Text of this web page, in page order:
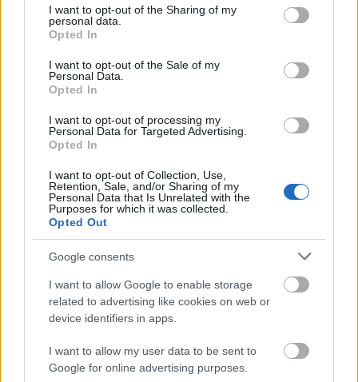
not limited to your visit or usage behaviour. You may click to
grant or deny consent to Google and its third-party tags to
use your data for below specified purposes in below Google
consent section.
I want to opt-out of the Sharing of my
personal data.
Opted In
I want to opt-out of the Sale of my
Personal Data.
Opted In
I want to opt-out of processing my
Personal Data for Targeted Advertising.
Opted In
I want to opt-out of Collection, Use,
Retention, Sale, and/or Sharing of my
Personal Data that Is Unrelated with the
Purposes for which it was collected.
Opted Out
Google consents
I want to allow Google to enable storage
related to advertising like cookies on web or
device identifiers in apps.
I want to allow my user data to be sent to
Google for online advertising purposes.
What The FAQ
Zeneipari cikk a Record Store Day-jel foglalkozik
LP Kollektorezúttal a nagyon aktív
val
Profülben
- kiemeltLemezkritika Sufjan Stevens és aYoung
Fathersalbumairól
- további sok kis kritika (
Susanne Sundfor
Levon Vincent,Jam City,Lightning Bolt
stb.)
- és az áprilisi kínálatból válogató
Gyors lapkeresését, jó olvasást!